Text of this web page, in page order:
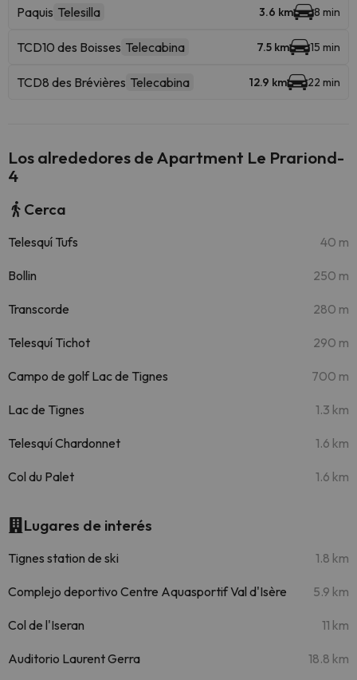
Paquis Telesilla 3.6 km 8 min
TCD10 des Boisses Telecabina 7.5 km 15 min
TCD8 des Brévières Telecabina 12.9 km 22 min
Los alrededores de Apartment Le Prariond-
4
Cerca
Telesquí Tufs 40 m
Bollin 250 m
Transcorde 280 m
Telesquí Tichot 290 m
Campo de golf Lac de Tignes 700 m
Lac de Tignes 1.3 km
Telesquí Chardonnet 1.6 km
Col du Palet 1.6 km
Lugares de interés
Tignes station de ski 1.8 km
Complejo deportivo Centre Aquasportif Val d'Isère 5.9 km
Col de l'Iseran 11 km
Auditorio Laurent Gerra 18.8 km